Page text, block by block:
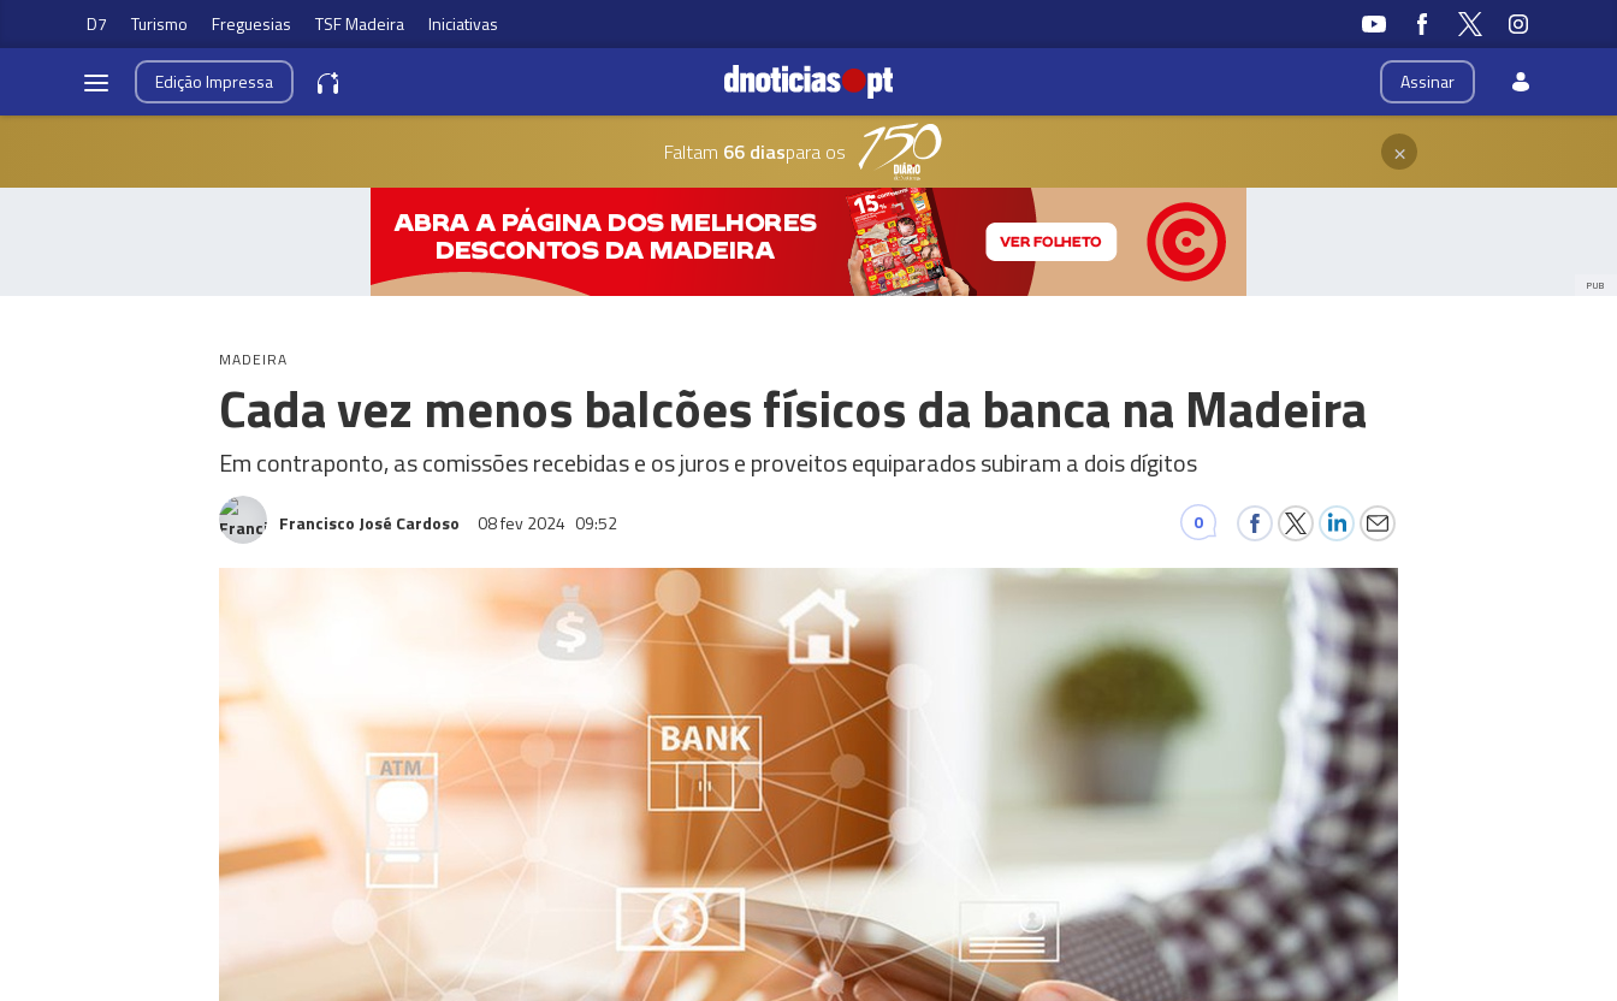
D7 Turismo Freguesias TSF Madeira Iniciativas
Assinar
EdiçãoImpressa
Faltam 66 diaspara os ×
PUB
MADEIRA
Cada vez menos balcões físicos da banca na Madeira
Em contraponto, as comissões recebidas e os juros e proveitos equiparados subiram a dois dígitos
Francisco José Cardoso 08 fev 2024 09:52 0